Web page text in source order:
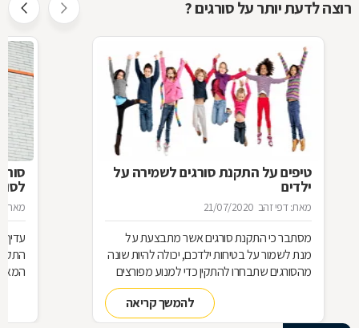
רוצה לדעת יותר על סורגים ?
טיפים על התקנת סורגים לשמירה על
ילדים
מאת: דפי זהב 21/07/2020
מסתבר כי התקנת סורגים אשר מתבצעת על
מנת לשמור על בטיחות ילדכם, יכולה להיות שונה
מהסורגים שתבחרו להתקין כדי למנוע מפורצים
להיכנס לביתכם. אילו סורגים מתאימים לשמירה
על בטיחות ילדכם? מדוע חשוב להקפיד על
סורגים מגולוונים? כיצד ניתן למנוע היווצרות חלודה
להמשך קריאה
מאת: